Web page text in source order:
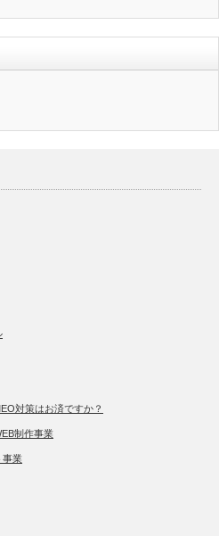
対策はお済ですか？
制作事業
事業